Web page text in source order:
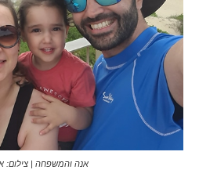
אנה והמשפחה |צילום: